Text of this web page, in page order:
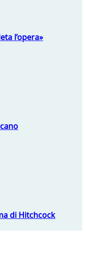
l’opera»
di Hitchcock